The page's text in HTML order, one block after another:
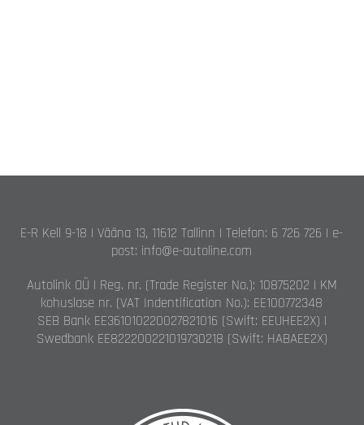
E-R Kell 9-18 | Vääna 13, 11612 Tallinn | Telefon: 6 726 726 | e-
post: info@e-autoline.com
Autolink OÜ | Reg. nr. (Trade Register No.): 10875202 | KM
kohuslase nr. (VAT Indentification No.): EE100772348
SEB Bank EE361010220027821016 (Swift: EEUHEE2X) |
Swedbank EE822200221019730218 (Swift: HABAEE2X)